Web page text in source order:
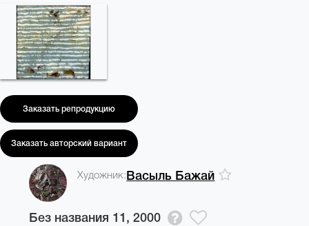
Заказать репродукцию
Заказать авторский вариант
Художник: Васыль Бажай
Без названия 11, 2000